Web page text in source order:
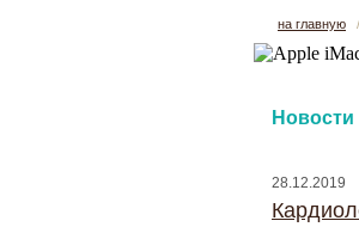
на главную
Новости
28.12.2019